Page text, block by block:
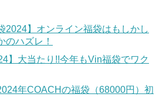
2024】オンライン福袋はもしかし
のハズレ！
】大当たり!!今年もVin福袋でワク
年COACHの福袋（68000円）初